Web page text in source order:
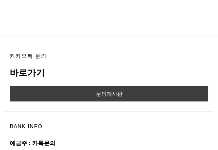
카카오톡 문의
바로가기
문의게시판
BANK INFO
예금주 : 카톡문의